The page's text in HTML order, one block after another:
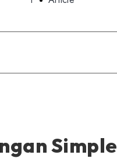
Simple